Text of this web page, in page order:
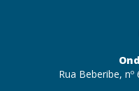
Rua Beberibe,